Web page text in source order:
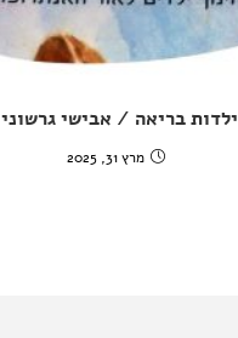
ילדות בריאה / אבישי גרשוני
מרץ 31, 2025